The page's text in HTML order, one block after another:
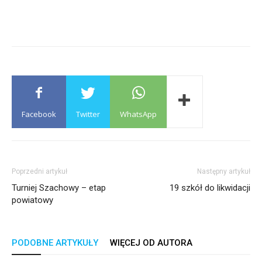
Facebook Twitter WhatsApp
Poprzedni artykuł
Turniej Szachowy – etap
powiatowy
Następny artykuł
19 szkół do likwidacji
PODOBNE ARTYKUŁY WIĘCEJ OD AUTORA